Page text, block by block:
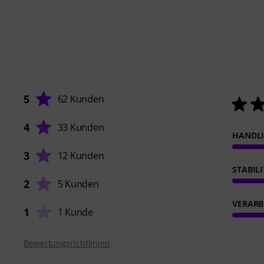
5 62 Kunden
4 33 Kunden
3 12 Kunden
2 5 Kunden
1 1 Kunde
Bewertungsrichtlinien